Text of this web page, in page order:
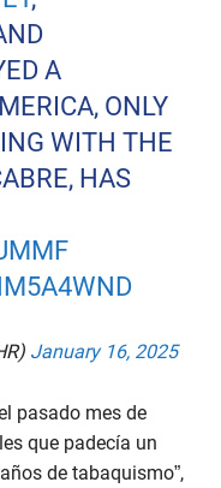
A
ONLY
WITH THE
HAS
January 16, 2025
pasado mes de
que padecía un
de tabaquismo”,